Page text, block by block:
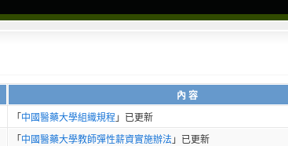
內 容
「 中國醫藥大學組織規程 」已更新
「 中國醫藥大學教師彈性薪資實施辦法」已更新